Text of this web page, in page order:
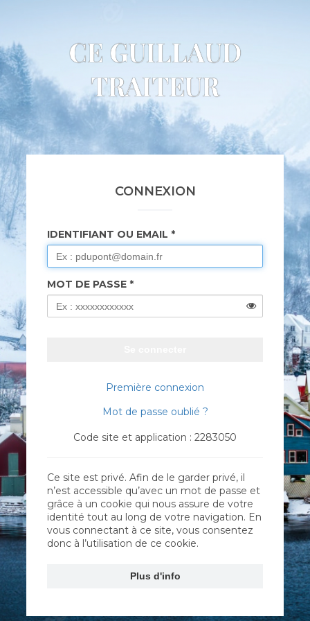
CE GUILLAUD
TRAITEUR
CONNEXION
IDENTIFIANT OU EMAIL
MOT DE PASSE
Première connexion
Mot de passe oublié ?
Code site et application : 2283050
Ce site est privé. Afin de le garder privé, il
n’est accessible qu’avec un mot de passe et
grâce à un cookie qui nous assure de votre
identité tout au long de votre navigation. En
vous connectant à ce site, vous consentez
donc à l’utilisation de ce cookie.
Plus d'info